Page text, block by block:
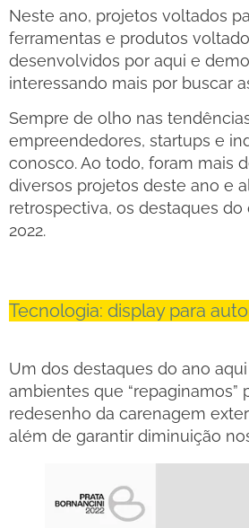
Neste ano, projetos voltados
ferramentas e produtos
desenvolvidos por aqui e
interessando mais por buscar
Sempre de olho nas
empreendedores, startups e
conosco. Ao todo, foram mais
diversos projetos deste ano e
retrospectiva, os destaques
2022.
Tecnologia: display para
Um dos destaques do ano
ambientes que “repaginamos”
redesenho da carenagem
além de garantir diminuição